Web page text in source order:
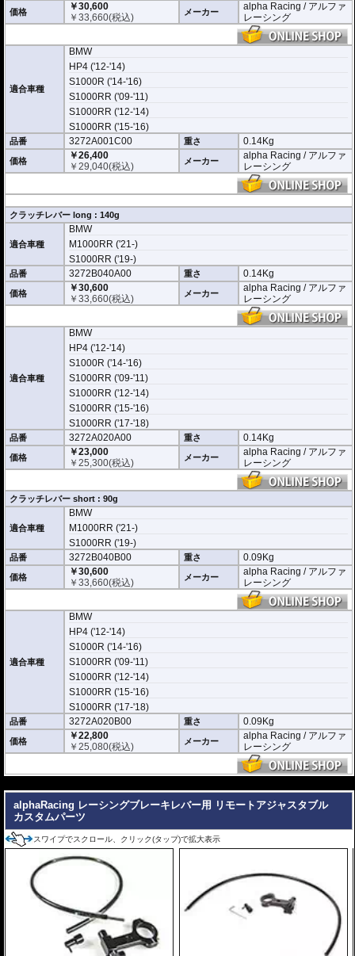
価格
￥30,600
￥33,660(税込) メーカー
alpha Racing / アルファ
レーシング
適合車種
BMW
HP4 ('12-'14)
S1000R ('14-'16)
S1000RR ('09-'11)
S1000RR ('12-'14)
S1000RR ('15-'16)
品番 3272A001C00 重さ 0.14Kg
価格
￥26,400
￥29,040(税込) メーカー
alpha Racing / アルファ
レーシング
クラッチレバー long : 140g
適合車種
BMW
M1000RR ('21-)
S1000RR ('19-)
品番 3272B040A00 重さ 0.14Kg
価格
￥30,600
￥33,660(税込) メーカー
alpha Racing / アルファ
レーシング
適合車種
BMW
HP4 ('12-'14)
S1000R ('14-'16)
S1000RR ('09-'11)
S1000RR ('12-'14)
S1000RR ('15-'16)
S1000RR ('17-'18)
品番 3272A020A00 重さ 0.14Kg
価格
￥23,000
￥25,300(税込) メーカー
alpha Racing / アルファ
レーシング
クラッチレバー short : 90g
適合車種
BMW
M1000RR ('21-)
S1000RR ('19-)
品番 3272B040B00 重さ 0.09Kg
価格
￥30,600
￥33,660(税込) メーカー
alpha Racing / アルファ
レーシング
適合車種
BMW
HP4 ('12-'14)
S1000R ('14-'16)
S1000RR ('09-'11)
S1000RR ('12-'14)
S1000RR ('15-'16)
S1000RR ('17-'18)
品番 3272A020B00 重さ 0.09Kg
価格
￥22,800
￥25,080(税込) メーカー
alpha Racing / アルファ
レーシング
alphaRacing レーシングブレーキレバー用 リモートアジャスタブル
カスタムパーツ
スワイプでスクロール、クリック(タップ)で拡大表示